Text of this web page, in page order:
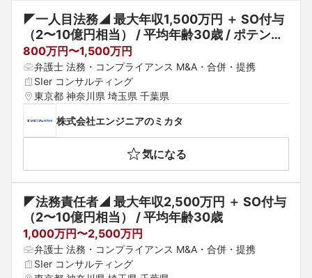
◤一人目法務◢ 最大年収1,500万円 ＋ SO付与
（2〜10億円相当） / 平均年齢30歳 / ポテンシ
ャル採用可
800万円〜1,500万円
弁護士 法務・コンプライアンス M&A・合併・提携
SIer コンサルティング
東京都 神奈川県 埼玉県 千葉県
株式会社エンジニアのミカタ
気になる
◤法務責任者◢ 最大年収2,500万円 ＋ SO付与
（2〜10億円相当） / 平均年齢30歳
1,000万円〜2,500万円
弁護士 法務・コンプライアンス M&A・合併・提携
SIer コンサルティング